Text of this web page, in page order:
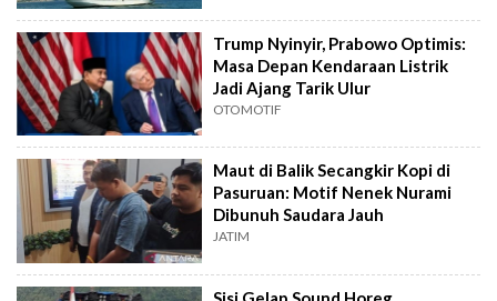
Trump Nyinyir, Prabowo Optimis:
Masa Depan Kendaraan Listrik
Jadi Ajang Tarik Ulur
OTOMOTIF
Maut di Balik Secangkir Kopi di
Pasuruan: Motif Nenek Nurami
Dibunuh Saudara Jauh
JATIM